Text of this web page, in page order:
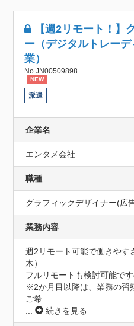
【週2リモート！】
ー（デジタルトレー
業）
No.JN00509898
NEW
派遣
企業名
エンタメ会社
職種
グラフィックデザイナー(広
業務内容
週2リモート可能で働きやす
木）
フルリモートも検討可能で
※2か月目以降は、業務の習
ご希
...
続きを見る